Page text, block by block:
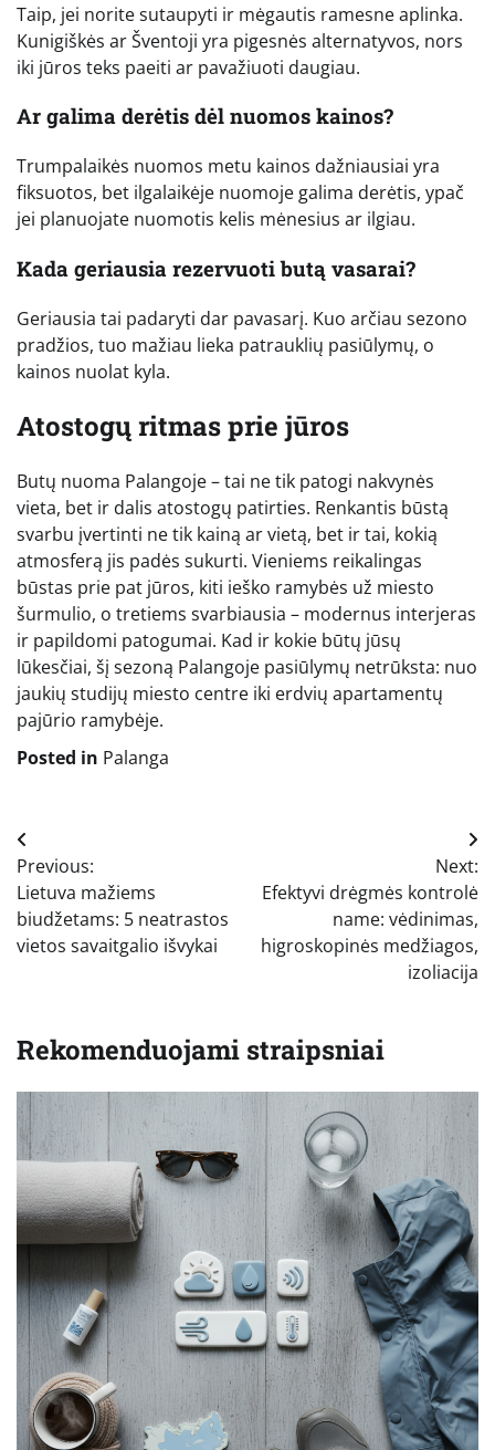
Taip, jei norite sutaupyti ir mėgautis ramesne aplinka.
Kunigiškės ar Šventoji yra pigesnės alternatyvos, nors
iki jūros teks paeiti ar pavažiuoti daugiau.
Ar galima derėtis dėl nuomos kainos?
Trumpalaikės nuomos metu kainos dažniausiai yra
fiksuotos, bet ilgalaikėje nuomoje galima derėtis, ypač
jei planuojate nuomotis kelis mėnesius ar ilgiau.
Kada geriausia rezervuoti butą vasarai?
Geriausia tai padaryti dar pavasarį. Kuo arčiau sezono
pradžios, tuo mažiau lieka patrauklių pasiūlymų, o
kainos nuolat kyla.
Atostogų ritmas prie jūros
Butų nuoma Palangoje – tai ne tik patogi nakvynės
vieta, bet ir dalis atostogų patirties. Renkantis būstą
svarbu įvertinti ne tik kainą ar vietą, bet ir tai, kokią
atmosferą jis padės sukurti. Vieniems reikalingas
būstas prie pat jūros, kiti ieško ramybės už miesto
šurmulio, o tretiems svarbiausia – modernus interjeras
ir papildomi patogumai. Kad ir kokie būtų jūsų
lūkesčiai, šį sezoną Palangoje pasiūlymų netrūksta: nuo
jaukių studijų miesto centre iki erdvių apartamentų
pajūrio ramybėje.
Posted in Palanga
Navigacija
tarp
įrašų
Previous:
Lietuva mažiems
biudžetams: 5 neatrastos
vietos savaitgalio išvykai
Next:
Efektyvi drėgmės kontrolė
name: vėdinimas,
higroskopinės medžiagos,
izoliacija
Rekomenduojami straipsniai